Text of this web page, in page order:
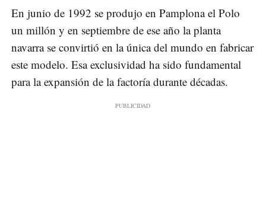
En junio de 1992 se produjo en Pamplona el Polo
un millón y en septiembre de ese año la planta
navarra se convirtió en la única del mundo en fabricar
este modelo. Esa exclusividad ha sido fundamental
para la expansión de la factoría durante décadas.